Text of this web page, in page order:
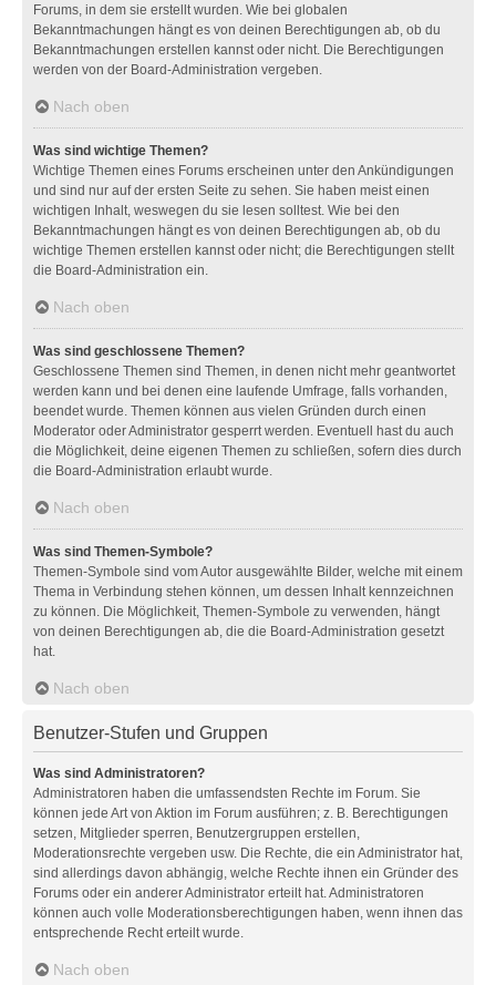
Forums, in dem sie erstellt wurden. Wie bei globalen
Bekanntmachungen hängt es von deinen Berechtigungen ab, ob du
Bekanntmachungen erstellen kannst oder nicht. Die Berechtigungen
werden von der Board-Administration vergeben.
Nach oben
Was sind wichtige Themen?
Wichtige Themen eines Forums erscheinen unter den Ankündigungen
und sind nur auf der ersten Seite zu sehen. Sie haben meist einen
wichtigen Inhalt, weswegen du sie lesen solltest. Wie bei den
Bekanntmachungen hängt es von deinen Berechtigungen ab, ob du
wichtige Themen erstellen kannst oder nicht; die Berechtigungen stellt
die Board-Administration ein.
Nach oben
Was sind geschlossene Themen?
Geschlossene Themen sind Themen, in denen nicht mehr geantwortet
werden kann und bei denen eine laufende Umfrage, falls vorhanden,
beendet wurde. Themen können aus vielen Gründen durch einen
Moderator oder Administrator gesperrt werden. Eventuell hast du auch
die Möglichkeit, deine eigenen Themen zu schließen, sofern dies durch
die Board-Administration erlaubt wurde.
Nach oben
Was sind Themen-Symbole?
Themen-Symbole sind vom Autor ausgewählte Bilder, welche mit einem
Thema in Verbindung stehen können, um dessen Inhalt kennzeichnen
zu können. Die Möglichkeit, Themen-Symbole zu verwenden, hängt
von deinen Berechtigungen ab, die die Board-Administration gesetzt
hat.
Nach oben
Benutzer-Stufen und Gruppen
Was sind Administratoren?
Administratoren haben die umfassendsten Rechte im Forum. Sie
können jede Art von Aktion im Forum ausführen; z. B. Berechtigungen
setzen, Mitglieder sperren, Benutzergruppen erstellen,
Moderationsrechte vergeben usw. Die Rechte, die ein Administrator hat,
sind allerdings davon abhängig, welche Rechte ihnen ein Gründer des
Forums oder ein anderer Administrator erteilt hat. Administratoren
können auch volle Moderationsberechtigungen haben, wenn ihnen das
entsprechende Recht erteilt wurde.
Nach oben